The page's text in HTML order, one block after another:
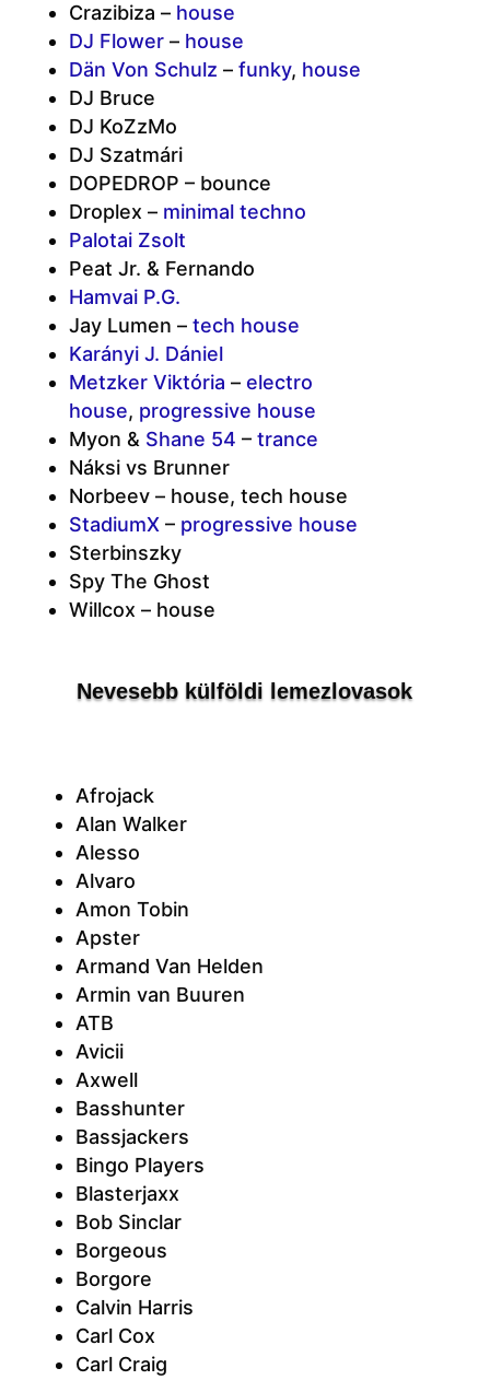
Crazibiza – house
DJ Flower – house
Dän Von Schulz – funky, house
DJ Bruce
DJ KoZzMo
DJ Szatmári
DOPEDROP – bounce
Droplex – minimal techno
Palotai Zsolt
Peat Jr. & Fernando
Hamvai P.G.
Jay Lumen – tech house
Karányi J. Dániel
Metzker Viktória – electro
house, progressive house
Myon & Shane 54 – trance
Náksi vs Brunner
Norbeev – house, tech house
StadiumX – progressive house
Sterbinszky
Spy The Ghost
Willcox – house
Nevesebb külföldi lemezlovasok
Afrojack
Alan Walker
Alesso
Alvaro
Amon Tobin
Apster
Armand Van Helden
Armin van Buuren
ATB
Avicii
Axwell
Basshunter
Bassjackers
Bingo Players
Blasterjaxx
Bob Sinclar
Borgeous
Borgore
Calvin Harris
Carl Cox
Carl Craig